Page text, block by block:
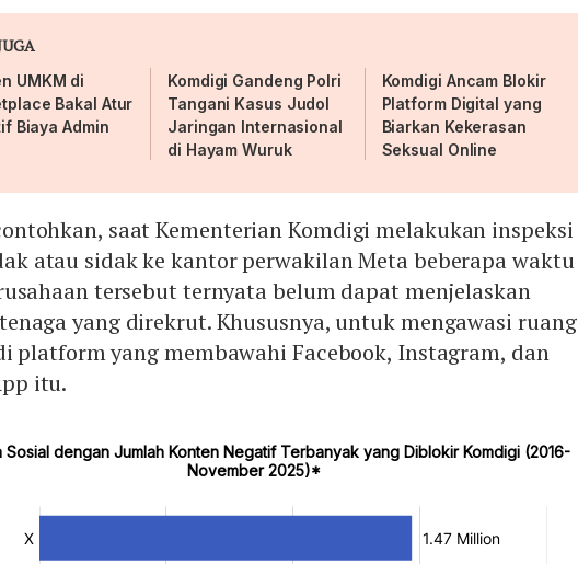
UMKM di
Bakal Atur
Biaya Admin
Komdigi Gandeng Polri
Tangani Kasus Judol
Jaringan Internasional
di Hayam Wuruk
Komdigi Ancam Blokir
Platform Digital yang
Biarkan Kekerasan
Seksual Online
saat Kementerian Komdigi melakukan inspeksi
atau sidak ke kantor perwakilan Meta beberapa waktu
tersebut ternyata belum dapat menjelaskan
yang direkrut. Khususnya, untuk mengawasi ruang
platform yang membawahi Facebook, Instagram, dan
itu.